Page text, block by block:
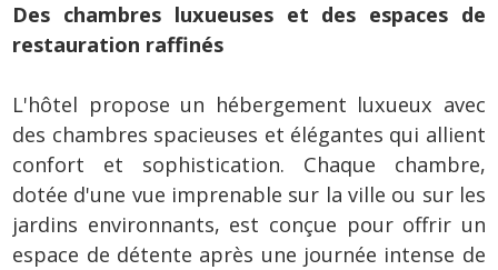
Des chambres luxueuses et des espaces de
restauration raffinés
L'hôtel propose un hébergement luxueux avec
des chambres spacieuses et élégantes qui allient
confort et sophistication. Chaque chambre,
dotée d'une vue imprenable sur la ville ou sur les
jardins environnants, est conçue pour offrir un
espace de détente après une journée intense de